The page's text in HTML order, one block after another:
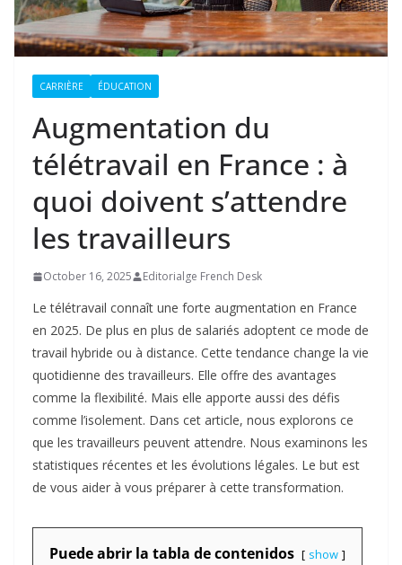
CARRIÈRE ÉDUCATION
Augmentation du
télétravail en France : à
quoi doivent s’attendre
les travailleurs
October 16, 2025 Editorialge French Desk
Le télétravail connaît une forte augmentation en France
en 2025. De plus en plus de salariés adoptent ce mode de
travail hybride ou à distance. Cette tendance change la vie
quotidienne des travailleurs. Elle offre des avantages
comme la flexibilité. Mais elle apporte aussi des défis
comme l’isolement. Dans cet article, nous explorons ce
que les travailleurs peuvent attendre. Nous examinons les
statistiques récentes et les évolutions légales. Le but est
de vous aider à vous préparer à cette transformation.​
Puede abrir la tabla de contenidos show